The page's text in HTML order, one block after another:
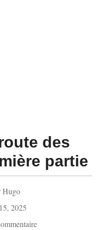
des
partie
Hugo
2025
sur